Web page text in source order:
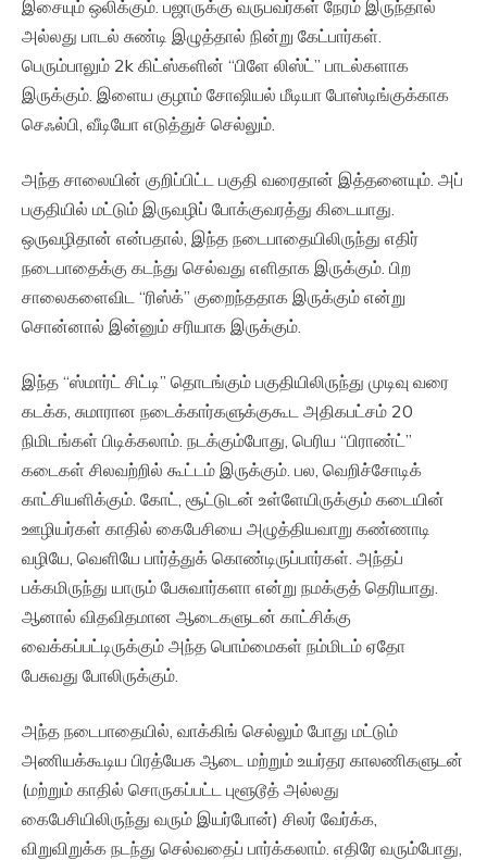
இசையும் ஒலிக்கும். பஜாருக்கு வருபவர்கள் நேரம் இருந்தால்
அல்லது பாடல் சுண்டி இழுத்தால் நின்று கேட்பார்கள்.
பெரும்பாலும் 2k கிட்ஸ்களின் “பிளே லிஸ்ட்” பாடல்களாக
இருக்கும். இளைய குழாம் சோஷியல் மீடியா போஸ்டிங்குக்காக
செஃல்பி, வீடியோ எடுத்துச் செல்லும்.
அந்த சாலையின் குறிப்பிட்ட பகுதி வரைதான் இத்தனையும். அப்
பகுதியில் மட்டும் இருவழிப் போக்குவரத்து கிடையாது.
ஒருவழிதான் என்பதால், இந்த நடைபாதையிலிருந்து எதிர்
நடைபாதைக்கு கடந்து செல்வது எளிதாக இருக்கும். பிற
சாலைகளைவிட “ரிஸ்க்” குறைந்ததாக இருக்கும் என்று
சொன்னால் இன்னும் சரியாக இருக்கும்.
இந்த “ஸ்மார்ட் சிட்டி” தொடங்கும் பகுதியிலிருந்து முடிவு வரை
கடக்க, சுமாரான நடைக்கார்களுக்குகூட அதிகபட்சம் 20
நிமிடங்கள் பிடிக்கலாம். நடக்கும்போது, பெரிய “பிராண்ட்”
கடைகள் சிலவற்றில் கூட்டம் இருக்கும். பல, வெறிச்சோடிக்
காட்சியளிக்கும். கோட், சூட்டுடன் உள்ளேயிருக்கும் கடையின்
ஊழியர்கள் காதில் கைபேசியை அழுத்தியவாறு கண்ணாடி
வழியே, வெளியே பார்த்துக் கொண்டிருப்பார்கள். அந்தப்
பக்கமிருந்து யாரும் பேசுவார்களா என்று நமக்குத் தெரியாது.
ஆனால் விதவிதமான ஆடைகளுடன் காட்சிக்கு
வைக்கப்பட்டிருக்கும் அந்த பொம்மைகள் நம்மிடம் ஏதோ
பேசுவது போலிருக்கும்.
அந்த நடைபாதையில், வாக்கிங் செல்லும் போது மட்டும்
அணியக்கூடிய பிரத்யேக ஆடை மற்றும் உயர்தர காலணிகளுடன்
(மற்றும் காதில் சொருகப்பட்ட புளூடூத் அல்லது
கைபேசியிலிருந்து வரும் இயர்போன்) சிலர் வேர்க்க,
விறுவிறுக்க நடந்து செல்வதைப் பார்க்கலாம். எதிரே வரும்போது,